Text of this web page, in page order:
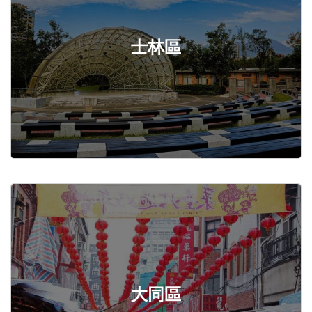
士林區
大同區